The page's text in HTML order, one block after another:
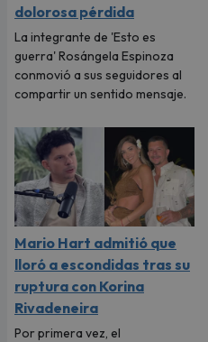
dolorosa pérdida
La integrante de 'Esto es
guerra' Rosángela Espinoza
conmovió a sus seguidores al
compartir un sentido mensaje.
Mario Hart admitió que
lloró a escondidas tras su
ruptura con Korina
Rivadeneira
Por primera vez, el